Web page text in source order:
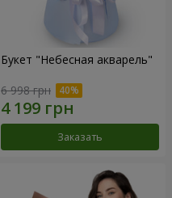
Букет "Небесная акварель"
6 998 грн
Заказать